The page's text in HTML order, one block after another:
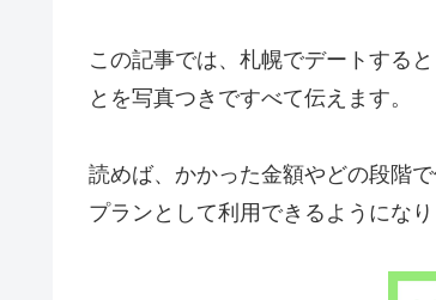
この記事では、札幌でデートする
とを写真つきですべて伝えます。
読めば、かかった金額やどの段階
プランとして利用できるようにな